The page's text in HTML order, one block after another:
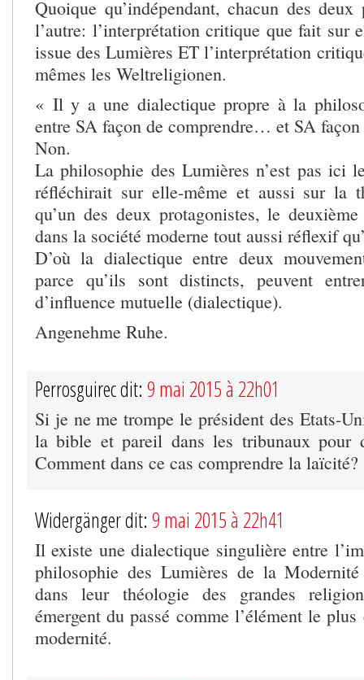
Quoique qu’indépendant, chacun des deux
l’autre: l’interprétation critique que fait sur
issue des Lumières ET l’interprétation
mêmes les Weltreligionen.
« Il y a une dialectique propre à la
entre SA façon de comprendre… et SA
Non.
La philosophie des Lumières n’est pas ici
réfléchirait sur elle-même et aussi sur la
qu’un des deux protagonistes, le
dans la société moderne tout aussi réflexif
D’où la dialectique entre deux
parce qu’ils sont distincts, peuvent
d’influence mutuelle (dialectique).
Angenehme Ruhe.
Perrosguirec dit: 9 mai 2015 à 22h01
Si je ne me trompe le président des Etats-
la bible et pareil dans les tribunaux pour
Comment dans ce cas comprendre la laïcité?
Widergänger dit: 9 mai 2015 à 22h41
Il existe une dialectique singulière entre
philosophie des Lumières de la
dans leur théologie des grandes
émergent du passé comme l’élément le
modernité.